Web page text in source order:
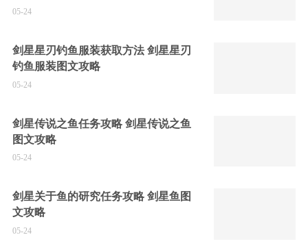
05-24
剑星星刃钓鱼服装获取方法 剑星星刃
钓鱼服装图文攻略
05-24
剑星传说之鱼任务攻略 剑星传说之鱼
图文攻略
05-24
剑星关于鱼的研究任务攻略 剑星鱼图
文攻略
05-24